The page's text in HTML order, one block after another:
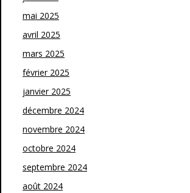
mai 2025
avril 2025
mars 2025
février 2025
janvier 2025
décembre 2024
novembre 2024
octobre 2024
septembre 2024
août 2024